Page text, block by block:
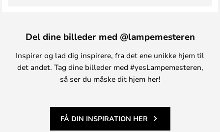
Del dine billeder med @lampemesteren
Inspirer og lad dig inspirere, fra det ene unikke hjem til
det andet. Tag dine billeder med #yesLampemesteren,
så ser du måske dit hjem her!
FÅ DIN INSPIRATION HER